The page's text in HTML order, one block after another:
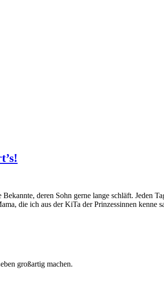
deren Sohn gerne lange schläft. Jeden
die ich aus der KiTa der Prinzessinnen kenne
großartig machen.